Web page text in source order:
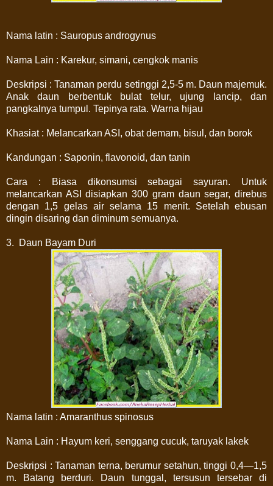
Nama latin : Sauropus androgynus
Nama Lain : Karekur, simani, cengkok manis
Deskripsi : Tanaman perdu setinggi 2,5-5 m. Daun majemuk.
Anak daun berbentuk bulat telur, ujung lancip, dan
pangkalnya tumpul. Tepinya rata. Warna hijau
Khasiat : Melancarkan ASI, obat demam, bisul, dan borok
Kandungan : Saponin, flavonoid, dan tanin
Cara : Biasa dikonsumsi sebagai sayuran. Untuk
melancarkan ASI disiapkan 300 gram daun segar, direbus
dengan 1,5 gelas air selama 15 menit. Setelah ebusan
dingin disaring dan diminum semuanya.
3. Daun Bayam Duri
Nama latin : Amaranthus spinosus
Nama Lain : Hayum keri, senggang cucuk, taruyak lakek
Deskripsi : Tanaman terna, berumur setahun, tinggi 0,4—1,5
m. Batang berduri. Daun tunggal, tersusun tersebar di